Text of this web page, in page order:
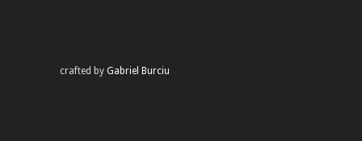
crafted by Gabriel Burciu